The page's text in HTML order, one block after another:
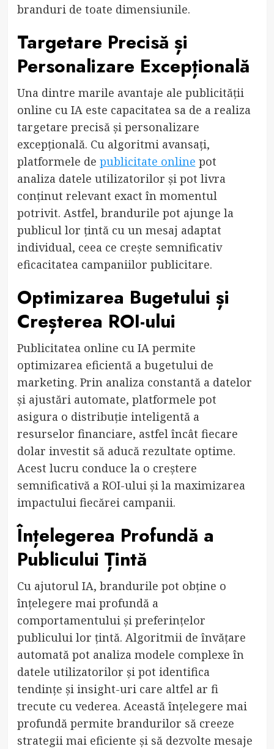
branduri de toate dimensiunile.
Targetare Precisă și
Personalizare Excepțională
Una dintre marile avantaje ale publicității
online cu IA este capacitatea sa de a realiza
targetare precisă și personalizare
excepțională. Cu algoritmi avansați,
platformele de publicitate online pot
analiza datele utilizatorilor și pot livra
conținut relevant exact în momentul
potrivit. Astfel, brandurile pot ajunge la
publicul lor țintă cu un mesaj adaptat
individual, ceea ce crește semnificativ
eficacitatea campaniilor publicitare.
Optimizarea Bugetului și
Creșterea ROI-ului
Publicitatea online cu IA permite
optimizarea eficientă a bugetului de
marketing. Prin analiza constantă a datelor
și ajustări automate, platformele pot
asigura o distribuție inteligentă a
resurselor financiare, astfel încât fiecare
dolar investit să aducă rezultate optime.
Acest lucru conduce la o creștere
semnificativă a ROI-ului și la maximizarea
impactului fiecărei campanii.
Înțelegerea Profundă a
Publicului Țintă
Cu ajutorul IA, brandurile pot obține o
înțelegere mai profundă a
comportamentului și preferințelor
publicului lor țintă. Algoritmii de învățare
automată pot analiza modele complexe în
datele utilizatorilor și pot identifica
tendințe și insight-uri care altfel ar fi
trecute cu vederea. Această înțelegere mai
profundă permite brandurilor să creeze
strategii mai eficiente și să dezvolte mesaje